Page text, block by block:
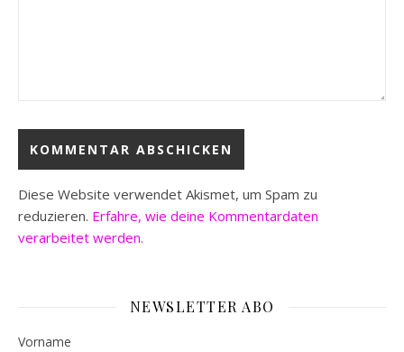
Diese Website verwendet Akismet, um Spam zu
reduzieren. Erfahre, wie deine Kommentardaten
verarbeitet werden.
NEWSLETTER ABO
Vorname